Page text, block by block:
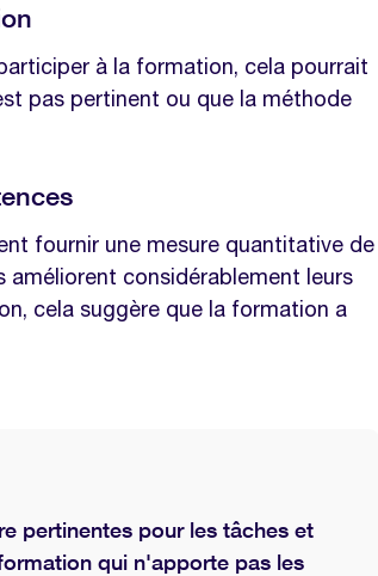
de l'efficacité d'un programme
formation en fonction des
rétention des connaissances
de participation à la
à la formation, cela pourrait
pas pertinent ou que la méthode
fournir une mesure quantitative de
considérablement leurs
cela suggère que la formation a
pertinentes pour les tâches et
qui n'apporte pas les